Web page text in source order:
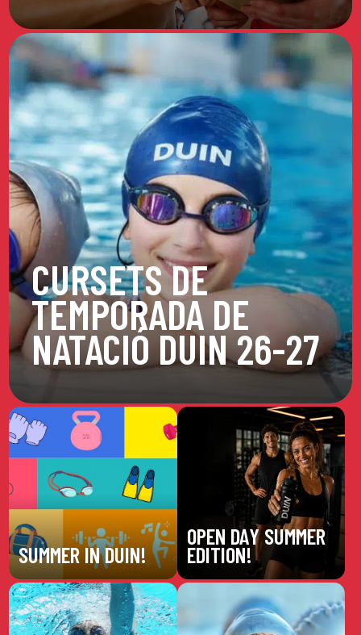
CURSETS DE
TEMPORADA DE
NATACIÓ DUIN 26-27
SUMMER IN DUIN!
OPEN DAY SUMMER
EDITION!